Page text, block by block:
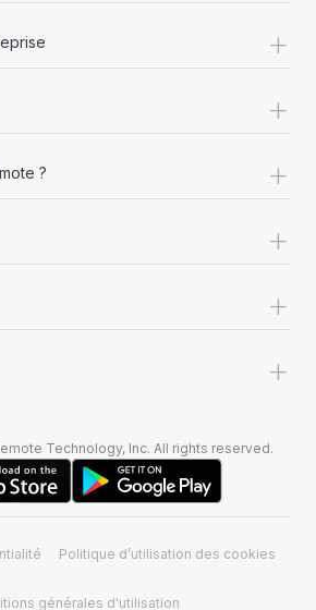
+
+
? +
+
+
+
Technology, Inc. All rights reserved.
Politique d’utilisation des cookies
générales d'utilisation